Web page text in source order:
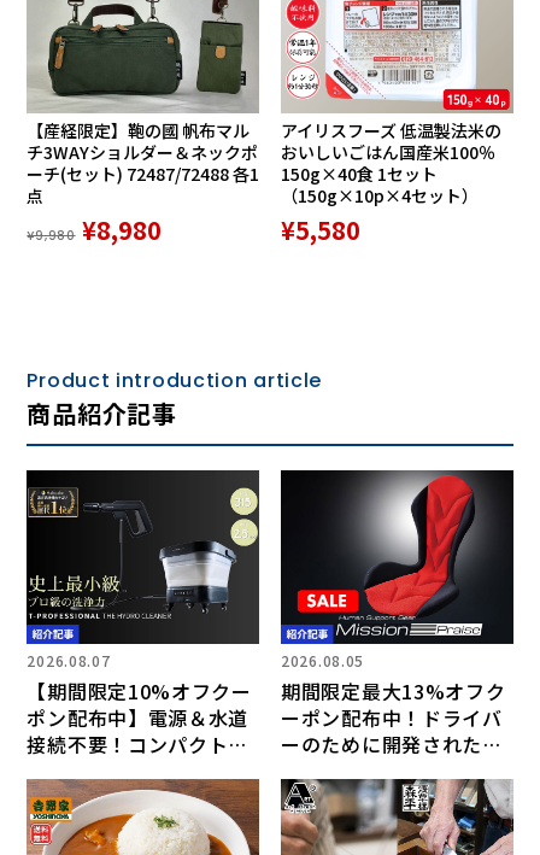
【産経限定】鞄の國 帆布マル
チ3WAYショルダー＆ネックポ
ーチ(セット) 72487/72488 各1
点
¥9,980 ¥8,980
アイリスフーズ 低温製法米の
おいしいごはん国産米100％
150g×40食 1セット
（150g×10p×4セット）
¥5,580
Product introduction article
商品紹介記事
2026.08.07
【期間限定10%オフクー
ポン配布中】電源＆水道
接続不要！コンパクト＆
高圧洗浄機
2026.08.05
期間限定最大13%オフク
ーポン配布中！ドライバ
ーのために開発された日
ン「Mission Praise」